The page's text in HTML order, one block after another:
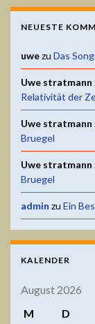
NEUESTE
uwezu Das
Uwe stratmann
Relativität der
Uwe stratmann
Bruegel
Uwe stratmann
Bruegel
admin zu Ein
KALENDER
August 2026
M
D